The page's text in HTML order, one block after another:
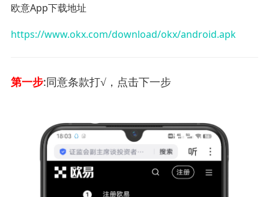
欧意App下载地址
https://www.okx.com/download/okx/android.apk
第一步:同意条款打√，点击下一步